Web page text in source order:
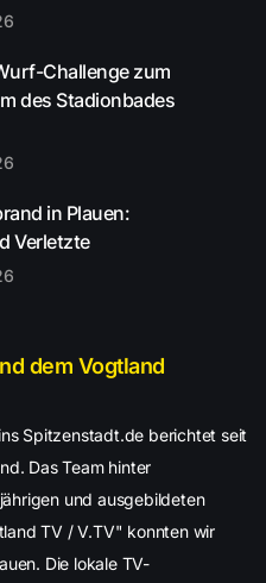
Challenge zum
des Stadionbades
in Plauen:
Verletzte
dem Vogtland
Spitzenstadt.de berichtet seit
Das Team hinter
und ausgebildeten
TV / V.TV" konnten wir
Die lokale TV-